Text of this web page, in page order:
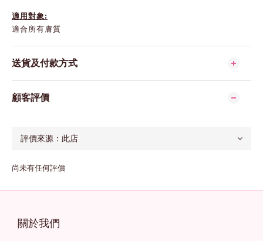
適用對象:
適合所有膚質
送貨及付款方式
顧客評價
尚未有任何評價
關於我們